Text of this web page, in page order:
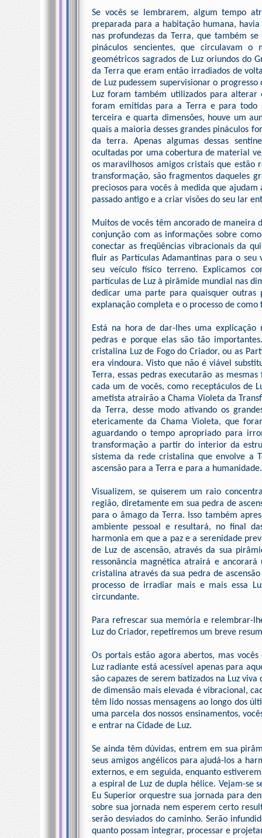
Se vocês se lembrarem, algum tempo
preparada para a habitação humana,
nas profundezas da Terra, que também
pináculos sencientes, que circulavam o
geométricos sagrados de Luz oriundos do
da Terra que eram então irradiados de
de Luz pudessem supervisionar o
Luz foram também utilizados para
foram emitidas para a Terra e para todo
terceira e quarta dimensões, houve um
quais a maioria desses grandes pináculos
da terra. Apenas algumas dessas
ocultadas por uma cobertura de material
os maravilhosos amigos cristais que estão
transformação, são fragmentos daqueles
preciosos para vocês à medida que
passado antigo e a criar visões do seu lar
Muitos de vocês têm ancorado de maneira
conjunção com as informações sobre
conectar as freqüências vibracionais da
fluir as Partículas Adamantinas para o
seu veículo físico terreno. Explicamos
partículas de Luz à pirâmide mundial nas
dedicar uma parte para quaisquer
explanação completa e o processo de como
Está na hora de dar-lhes uma
pedras e porque elas são tão
cristalina Luz de Fogo do Criador, ou as
era vindoura. Visto que não é viável
Terra, essas pedras executarão as
cada um de vocês, como receptáculos de
ametista atrairão a Chama Violeta da
da Terra, desse modo ativando os
etericamente da Chama Violeta, que
aguardando o tempo apropriado para
transformação a partir do interior da
sistema da rede cristalina que envolve a
ascensão para a Terra e para a humanidade.
Visualizem, se quiserem um raio
região, diretamente em sua pedra de
para o âmago da Terra. Isso também
ambiente pessoal e resultará, no final
harmonia em que a paz e a serenidade
de Luz de ascensão, através da sua
ressonância magnética atrairá e
cristalina através da sua pedra de
processo de irradiar mais e mais essa
circundante.
Para refrescar sua memória e relembrar-
Luz do Criador, repetiremos um breve
Os portais estão agora abertos, mas
Luz radiante está acessível apenas para
são capazes de serem batizados na Luz
de dimensão mais elevada é vibracional,
têm lido nossas mensagens ao longo dos
uma parcela dos nossos ensinamentos,
e entrar na Cidade de Luz.
Se ainda têm dúvidas, entrem em sua
seus amigos angélicos para ajudá-los a
externos, e em seguida, enquanto
a espiral de Luz de dupla hélice. Vejam-se
Eu Superior orquestre sua jornada para
sobre sua jornada nem esperem certo
serão desviados do caminho. Serão
quanto possam integrar, processar e